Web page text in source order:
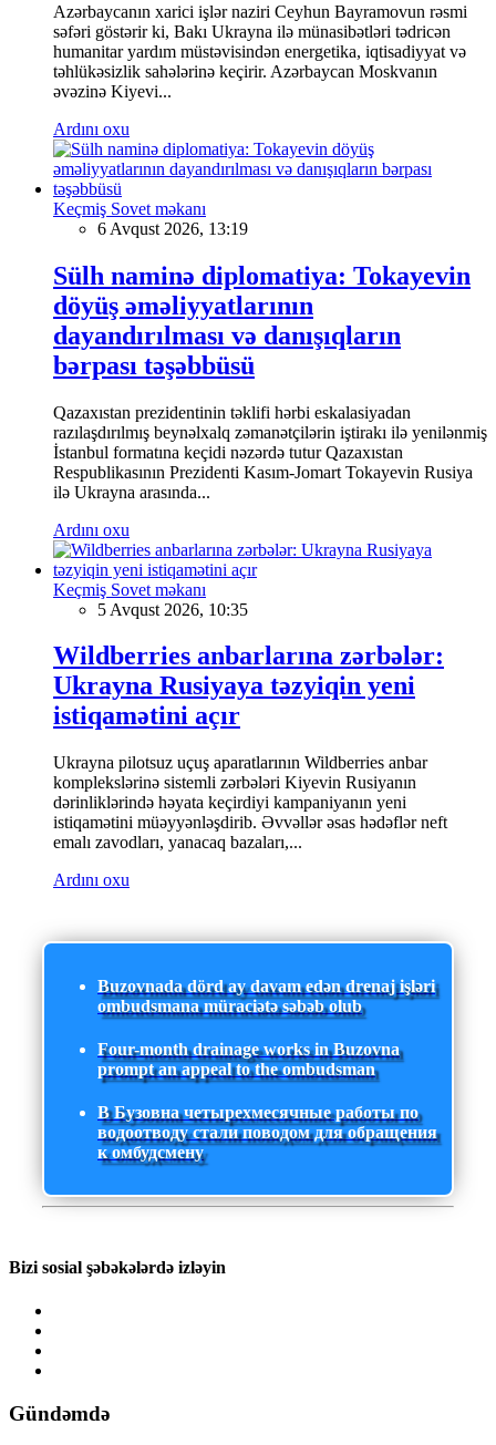
Azərbaycanın xarici işlər naziri Ceyhun Bayramovun rəsmi
səfəri göstərir ki, Bakı Ukrayna ilə münasibətləri tədricən
humanitar yardım müstəvisindən energetika, iqtisadiyyat və
təhlükəsizlik sahələrinə keçirir. Azərbaycan Moskvanın
əvəzinə Kiyevi...
Ardını oxu
Keçmiş Sovet məkanı
6 Avqust 2026, 13:19
Sülh naminə diplomatiya: Tokayevin
döyüş əməliyyatlarının
dayandırılması və danışıqların
bərpası təşəbbüsü
Qazaxıstan prezidentinin təklifi hərbi eskalasiyadan
razılaşdırılmış beynəlxalq zəmanətçilərin iştirakı ilə yenilənmiş
İstanbul formatına keçidi nəzərdə tutur Qazaxıstan
Respublikasının Prezidenti Kasım-Jomart Tokayevin Rusiya
ilə Ukrayna arasında...
Ardını oxu
Keçmiş Sovet məkanı
5 Avqust 2026, 10:35
Wildberries anbarlarına zərbələr:
Ukrayna Rusiyaya təzyiqin yeni
istiqamətini açır
Ukrayna pilotsuz uçuş aparatlarının Wildberries anbar
komplekslərinə sistemli zərbələri Kiyevin Rusiyanın
dərinliklərində həyata keçirdiyi kampaniyanın yeni
istiqamətini müəyyənləşdirib. Əvvəllər əsas hədəflər neft
emalı zavodları, yanacaq bazaları,...
Ardını oxu
Buzovnada dörd ay davam edən drenaj işləri
ombudsmana müraciətə səbəb olub
Four-month drainage works in Buzovna
prompt an appeal to the ombudsman
В Бузовна четырехмесячные работы по
водоотводу стали поводом для обращения
к омбудсмену
Bizi sosial şəbəkələrdə izləyin
Gündəmdə